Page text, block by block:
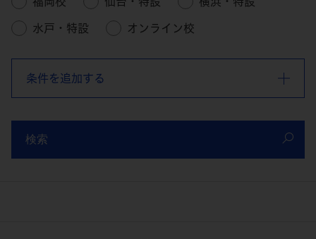
水戸・特設 オンライン校
条件を追加する
検索